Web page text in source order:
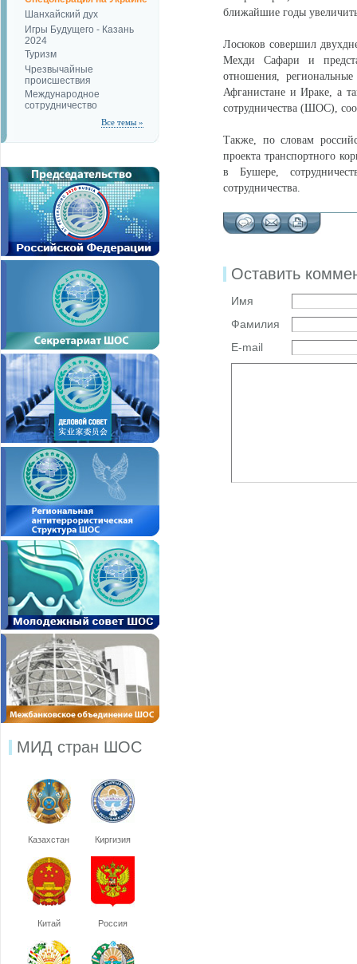
Шанхайский дух
Игры Будущего - Казань
2024
Туризм
Чрезвычайные
происшествия
Международное
сотрудничество
Все темы »
МИД стран ШОС
Казахстан Киргизия
Китай Россия
ближайшие годы
Лосюков совершил
Мехди Сафари и
отношения,
Афганистане и Ираке, а
сотрудничества (ШОС),
Также, по словам
проекта транспортного
в Бушере,
сотрудничества.
Оставить
Имя
Фамилия
E-mail